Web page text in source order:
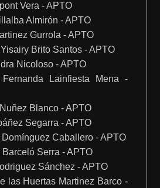
Vera - APTO
Almirón - APTO
Gurrola - APTO
Brito Santos - APTO
Nicoloso - APTO
Lainfiesta Mena -
Blanco - APTO
Segarra - APTO
Caballero - APTO
Serra - APTO
Sánchez - APTO
las Huertas Martinez Barco -